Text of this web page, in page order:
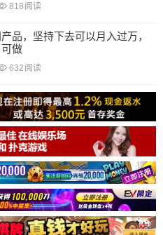
818 阅读
品，坚持下去可以月入过万，
做
632 阅读